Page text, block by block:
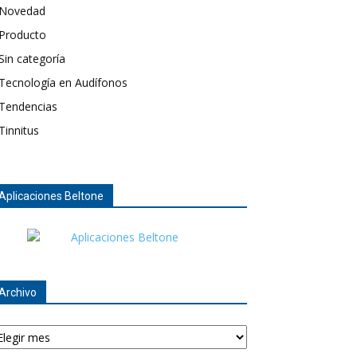
categoría
en Audífonos
Beltone